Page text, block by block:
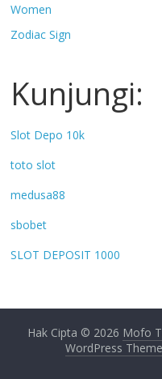
Women
Zodiac Sign
Kunjungi:
Slot Depo 10k
toto slot
medusa88
sbobet
SLOT DEPOSIT 1000
Hak Cipta © 2026 Mofo
WordPress Theme